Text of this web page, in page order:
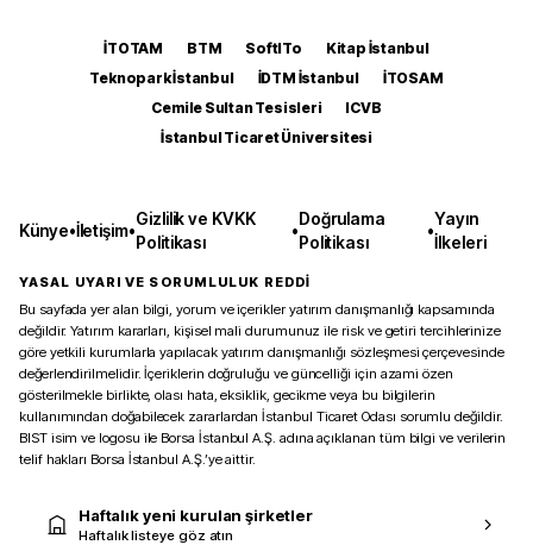
İTOTAM BTM SoftITo
Kitap İstanbul
Teknopark İstanbul
İDTM İstanbul
İTOSAM
Cemile Sultan Tesisleri
ICVB
İstanbul Ticaret Üniversitesi
Künye•İletişim•
Gizlilik ve KVKK
Politikası
•
Doğrulama
Politikası
•
Yayın
İlkeleri
YASAL UYARI VE SORUMLULUK REDDİ
Bu sayfada yer alan bilgi, yorum ve içerikler yatırım danışmanlığı kapsamında
değildir. Yatırım kararları, kişisel mali durumunuz ile risk ve getiri tercihlerinize
göre yetkili kurumlarla yapılacak yatırım danışmanlığı sözleşmesi çerçevesinde
değerlendirilmelidir. İçeriklerin doğruluğu ve güncelliği için azami özen
gösterilmekle birlikte, olası hata, eksiklik, gecikme veya bu bilgilerin
kullanımından doğabilecek zararlardan İstanbul Ticaret Odası sorumlu değildir.
BIST isim ve logosu ile Borsa İstanbul A.Ş. adına açıklanan tüm bilgi ve verilerin
telif hakları Borsa İstanbul A.Ş.’ye aittir.
Haftalık yeni kurulan şirketler
Haftalık listeye göz atın